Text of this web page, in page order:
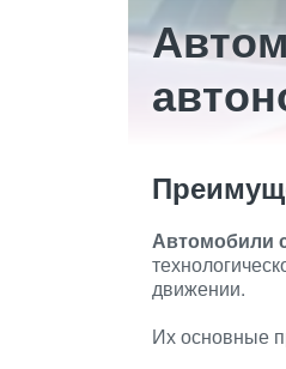
Автомобили
движении.
Их основные